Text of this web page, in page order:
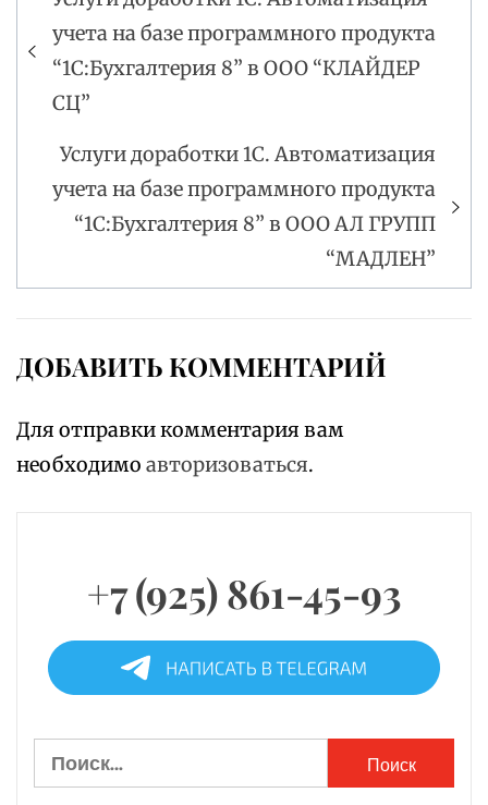
Навигация
по
записям
учета на базе программного продукта
“1С:Бухгалтерия 8” в ООО “КЛАЙДЕР
СЦ”
Услуги доработки 1С. Автоматизация
учета на базе программного продукта
“1С:Бухгалтерия 8” в ООО АЛ ГРУПП
“МАДЛЕН”
ДОБАВИТЬ КОММЕНТАРИЙ
Для отправки комментария вам
необходимо авторизоваться.
+7 (925) 861-45-93
Найти: